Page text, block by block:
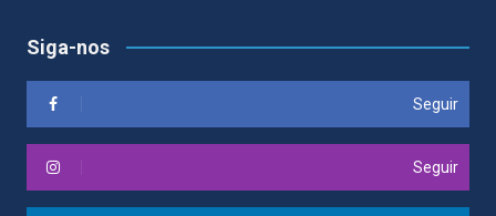
Siga-nos
Seguir
Seguir